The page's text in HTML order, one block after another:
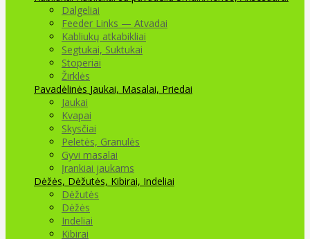
Dalgeliai
Feeder Links — Atvadai
Kabliukų atkabikliai
Segtukai, Suktukai
Stoperiai
Žirklės
Pavadėlinės Jaukai, Masalai, Priedai
Jaukai
Kvapai
Skysčiai
Peletės, Granulės
Gyvi masalai
Įrankiai jaukams
Dėžės, Dėžutės, Kibirai, Indeliai
Dėžutės
Dėžės
Indeliai
Kibirai